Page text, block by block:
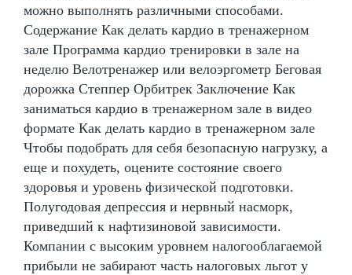
можно выполнять различными способами.
Содержание Как делать кардио в тренажерном
зале Программа кардио тренировки в зале на
неделю Велотренажер или велоэргометр Беговая
дорожка Степпер Орбитрек Заключение Как
заниматься кардио в тренажерном зале в видео
формате Как делать кардио в тренажерном зале
Чтобы подобрать для себя безопасную нагрузку, а
еще и похудеть, оцените состояние своего
здоровья и уровень физической подготовки.
Полугодовая депрессия и нервный насморк,
приведший к нафтизиновой зависимости.
Компании с высоким уровнем налогооблагаемой
прибыли не забирают часть налоговых льгот у